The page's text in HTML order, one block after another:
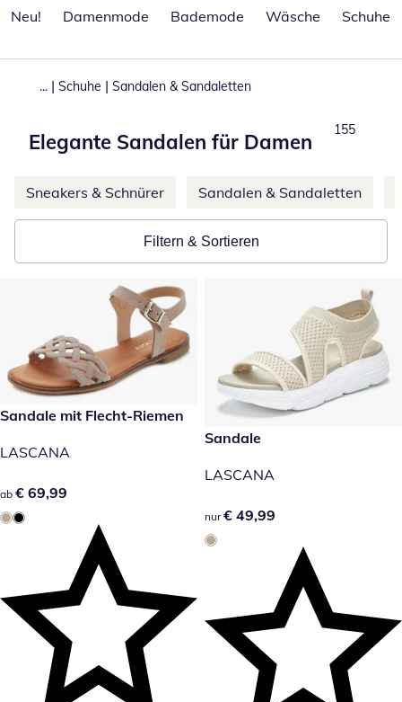
Neu!
Damenmode Bademode Wäsche Schuhe
... | Schuhe | Sandalen & Sandaletten
Elegante Sandalen für Damen
Total
155
Weitere Kategorien überspringen
Sneakers & Schnürer Sandalen & Sandaletten
Filtern & Sortieren
€ 69,99
Sandale mit Flecht-Riemen
LASCANA
€ 69,99
ab € 69,99
€ 49,99
Sandale
LASCANA
€ 49,99
nur € 49,99